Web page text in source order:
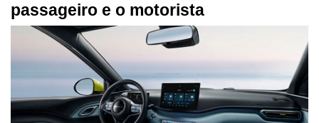
passageiro e o motorista